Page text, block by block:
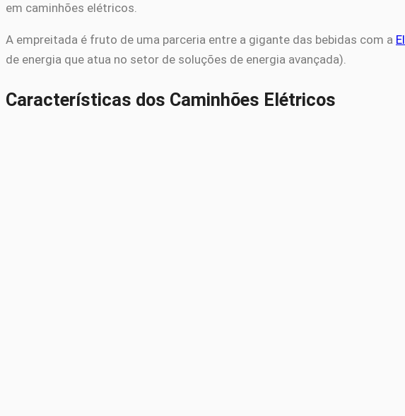
em caminhões elétricos.
A empreitada é fruto de uma parceria entre a gigante das bebidas com a
de energia que atua no setor de soluções de energia avançada).
Características dos Caminhões Elétricos